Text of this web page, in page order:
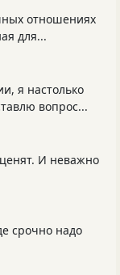
отношениях
для...
я настолько
вопрос...
И неважно
срочно надо